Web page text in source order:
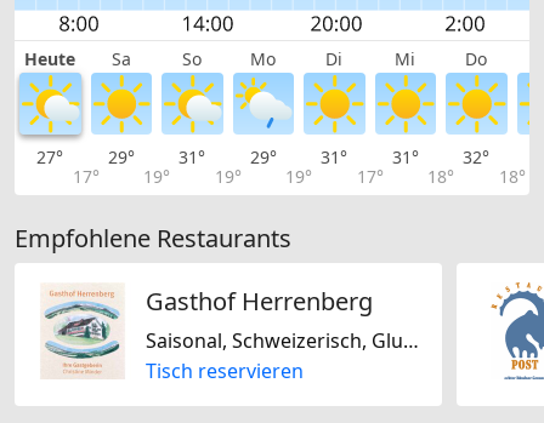
Heute Sa So Mo Di Mi Do
27°
17°
29°
19°
31°
19°
29°
19°
31°
17°
31°
18°
32°
18°
Empfohlene Restaurants
Gasthof Herrenberg
Saisonal, Schweizerisch, Glutenfrei
Tisch reservieren